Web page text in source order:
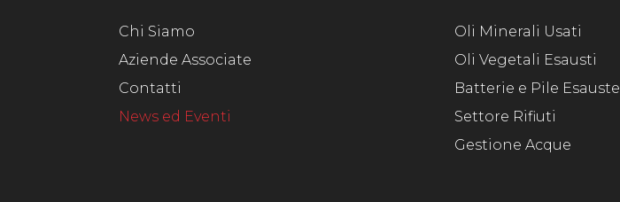
Chi Siamo
Aziende Associate
Contatti
News ed Eventi
Oli Minerali Usati
Oli Vegetali Esausti
Batterie e Pile Esauste
Settore Rifiuti
Gestione Acque